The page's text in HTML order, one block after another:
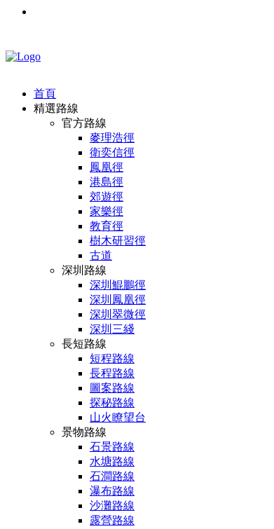
首頁
精選路線
官方路線
麥理浩徑
衛奕信徑
鳳凰徑
港島徑
郊遊徑
家樂徑
教育徑
樹木研習徑
古道
深圳路線
深圳鯤鵬徑
深圳鳳凰徑
深圳翠微徑
深圳三綫
長短路線
短程路線
長程路線
圖案路線
探秘路線
山火瞭望台
景物路線
石景路線
水塘路線
石澗路線
瀑布路線
沙灘路線
露營路線